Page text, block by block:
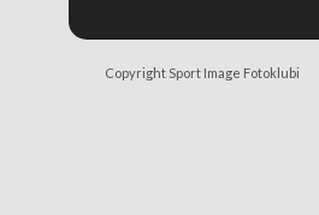
Copyright Sport Image Fotoklubi